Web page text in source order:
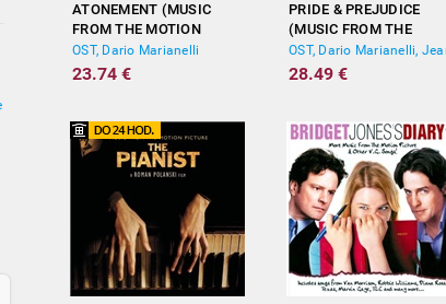
ATONEMENT (MUSIC
FROM THE MOTION
PICTURE)
OST, Dario Marianelli
23.74 €
PRIDE & PREJUDICE
(MUSIC FROM THE
MOTION PICTURE)
28.49 €